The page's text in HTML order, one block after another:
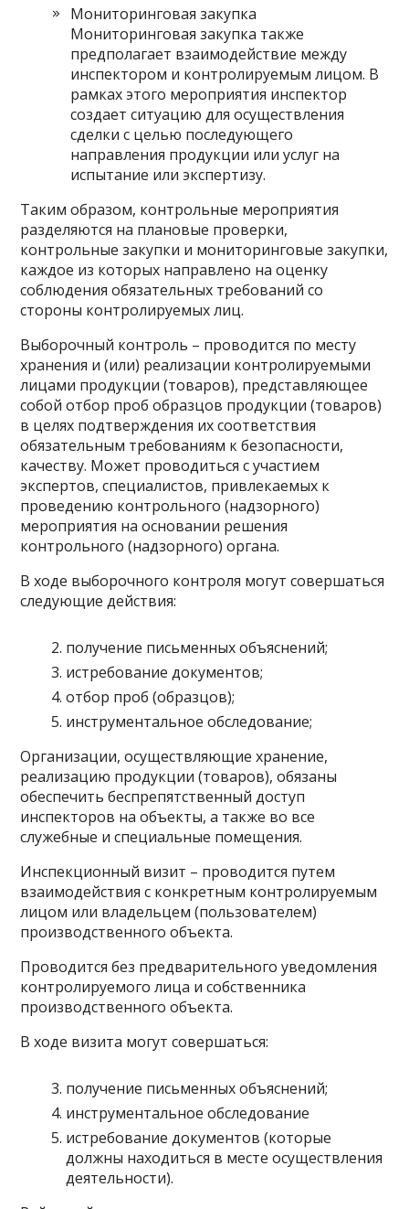
Мониторинговая закупка
Мониторинговая закупка также
предполагает взаимодействие между
инспектором и контролируемым лицом. В
рамках этого мероприятия инспектор
создает ситуацию для осуществления
сделки с целью последующего
направления продукции или услуг на
испытание или экспертизу.
Таким образом, контрольные мероприятия
разделяются на плановые проверки,
контрольные закупки и мониторинговые закупки,
каждое из которых направлено на оценку
соблюдения обязательных требований со
стороны контролируемых лиц.
Выборочный контроль – проводится по месту
хранения и (или) реализации контролируемыми
лицами продукции (товаров), представляющее
собой отбор проб образцов продукции (товаров)
в целях подтверждения их соответствия
обязательным требованиям к безопасности,
качеству. Может проводиться с участием
экспертов, специалистов, привлекаемых к
проведению контрольного (надзорного)
мероприятия на основании решения
контрольного (надзорного) органа.
В ходе выборочного контроля могут совершаться
следующие действия:
получение письменных объяснений;
истребование документов;
отбор проб (образцов);
инструментальное обследование;
Организации, осуществляющие хранение,
реализацию продукции (товаров), обязаны
обеспечить беспрепятственный доступ
инспекторов на объекты, а также во все
служебные и специальные помещения.
Инспекционный визит – проводится путем
взаимодействия с конкретным контролируемым
лицом или владельцем (пользователем)
производственного объекта.
Проводится без предварительного уведомления
контролируемого лица и собственника
производственного объекта.
В ходе визита могут совершаться:
получение письменных объяснений;
инструментальное обследование
истребование документов (которые
должны находиться в месте осуществления
деятельности).